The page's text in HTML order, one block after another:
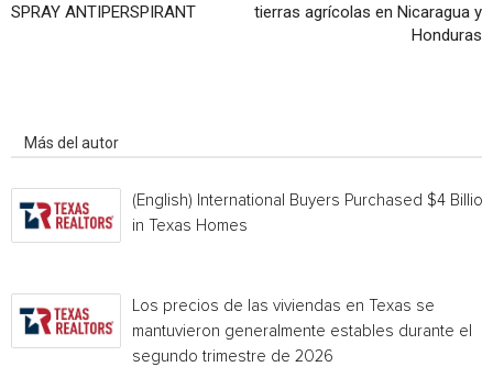
SPRAY ANTIPERSPIRANT
tierras agrícolas en Nicaragua y
Honduras
Más del autor
(English) International Buyers Purchased $4 Billion
in Texas Homes
Los precios de las viviendas en Texas se
mantuvieron generalmente estables durante el
segundo trimestre de 2026